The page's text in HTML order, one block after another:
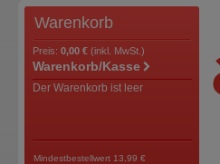
Warenkorb
Preis: 0,00 € (inkl. MwSt.)
Warenkorb/Kasse
Der Warenkorb ist leer
Mindestbestellwert 13,99 €